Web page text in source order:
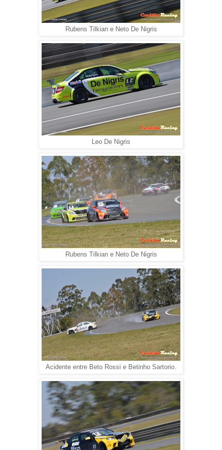
Rubens Tilkian e Neto De Nigris
Leo De Nigris
Rubens Tilkian e Neto De Nigris
Acidente entre Beto Rossi e Betinho Sartorio.